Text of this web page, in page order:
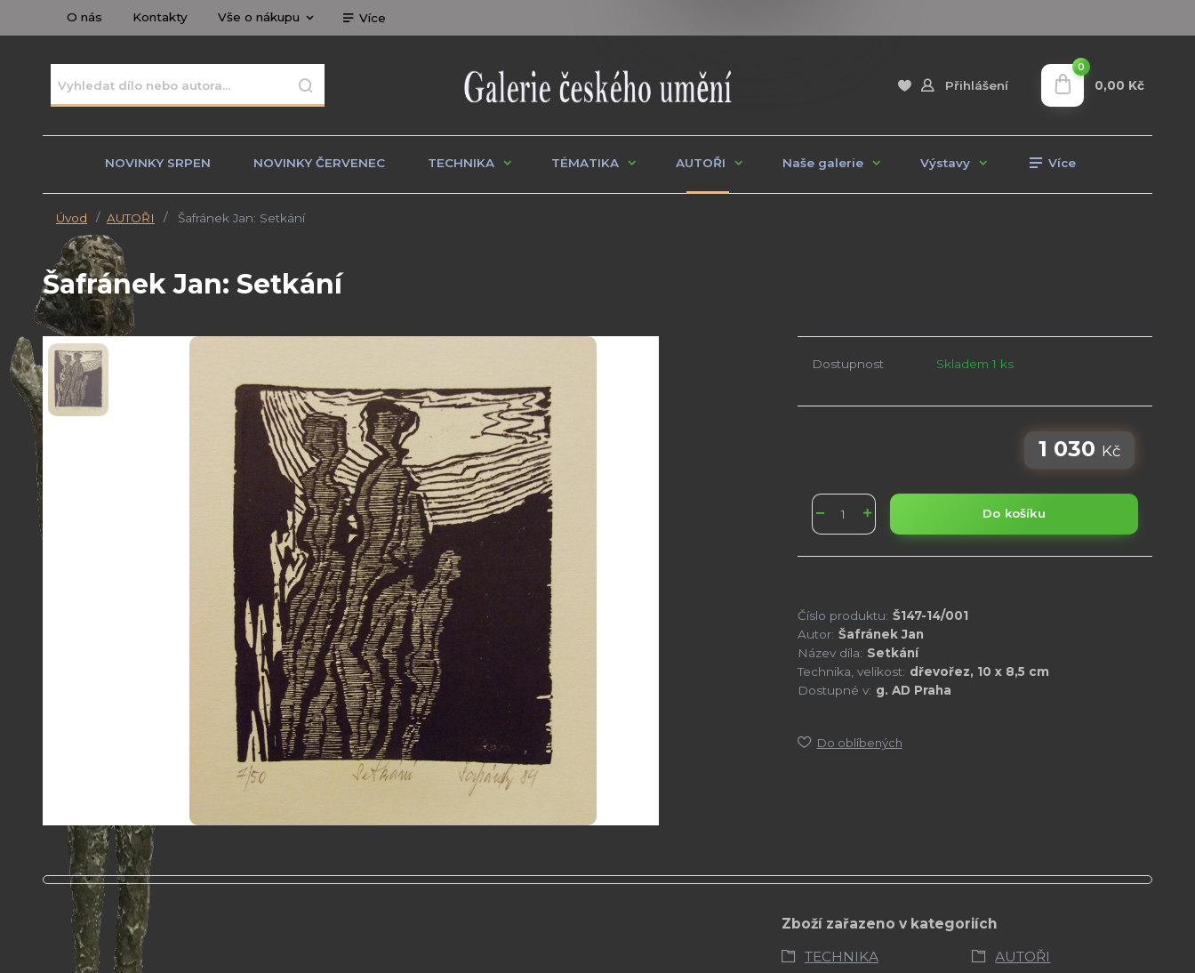
O nás Kontakty Vše o nákupu Více
Přihlášení
0
0,00 Kč
NOVINKY SRPEN NOVINKY ČERVENEC TECHNIKA TÉMATIKA AUTOŘI Naše galerie Výstavy Více
Úvod AUTOŘI Šafránek Jan: Setkání
Šafránek Jan: Setkání
Dostupnost Skladem 1 ks
1 030 Kč
Do košíku
Číslo produktu: Š147-14/001
Autor: Šafránek Jan
Název díla: Setkání
Technika, velikost: dřevořez, 10 x 8,5 cm
Dostupné v: g. AD Praha
Do oblíbených
Zboží zařazeno v kategoriích
TECHNIKA
AUTOŘI